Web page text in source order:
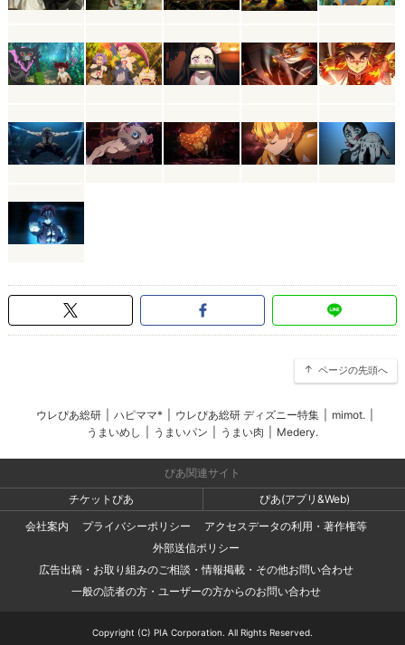
ページの先頭へ
ウレぴあ総研 ハピママ* ウレぴあ総研 ディズニー特集 mimot.
うまいめし
うまいパン うまい肉 Medery.
ぴあ関連サイト
チケットぴあ
ぴあ(アプリ&Web)
会社案内
プライバシーポリシー
アクセスデータの利用・著作権等
外部送信ポリシー
広告出稿・お取り組みのご相談・情報掲載・その他お問い合わせ
一般の読者の方・ユーザーの方からのお問い合わせ
Copyright (C) PIA Corporation. All Rights Reserved.